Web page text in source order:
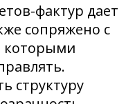
фактур дает
сопряжено с
которыми
структуру